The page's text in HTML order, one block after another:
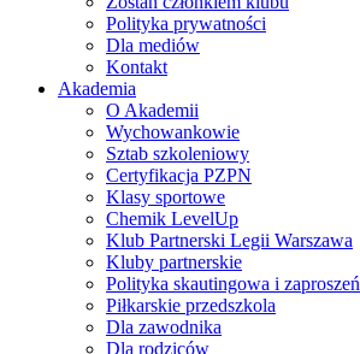
Polityka prywatności
Dla mediów
Kontakt
Akademia
O Akademii
Wychowankowie
Sztab szkoleniowy
Certyfikacja PZPN
Klasy sportowe
Chemik LevelUp
Klub Partnerski Legii Warszawa
Kluby partnerskie
Polityka skautingowa i zaproszeń
Piłkarskie przedszkola
Dla zawodnika
Dla rodziców